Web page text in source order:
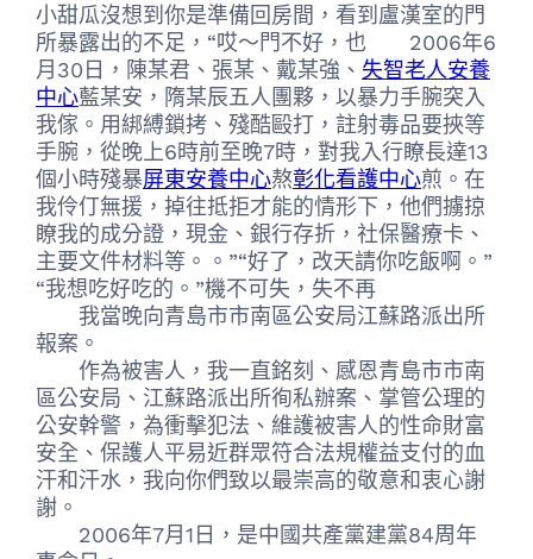
小甜瓜沒想到你是準備回房間，看到盧漢室的門
所暴露出的不足，“哎〜門不好，也 2006年6
月30日，陳某君、張某、戴某強、 失智老人安養
中心藍某安，隋某辰五人團夥，以暴力手腕突入
我傢。用綁縛鎖拷、殘酷毆打，註射毒品要挾等
手腕，從晚上6時前至晚7時，對我入行瞭長達13
個小時殘暴屏東安養中心熬彰化看護中心煎。在
我伶仃無援，掉往抵拒才能的情形下，他們擄掠
瞭我的成分證，現金、銀行存折，社保醫療卡、
主要文件材料等。。”“好了，改天請你吃飯啊。”
“我想吃好吃的。”機不可失，失不再
我當晚向青島市市南區公安局江蘇路派出所
報案。
作為被害人，我一直銘刻、感恩青島市市南
區公安局、江蘇路派出所徇私辦案、掌管公理的
公安幹警，為衝擊犯法、維護被害人的性命財富
安全、保護人平易近群眾符合法規權益支付的血
汗和汗水，我向你們致以最崇高的敬意和衷心謝
謝。
2006年7月1日，是中國共產黨建黨84周年